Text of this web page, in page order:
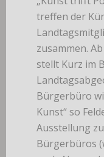
treffen der
zusammen.
stellt Kurz im
Bürgerbüro
Kunst“ so
Ausstellung
Bürgerbüros